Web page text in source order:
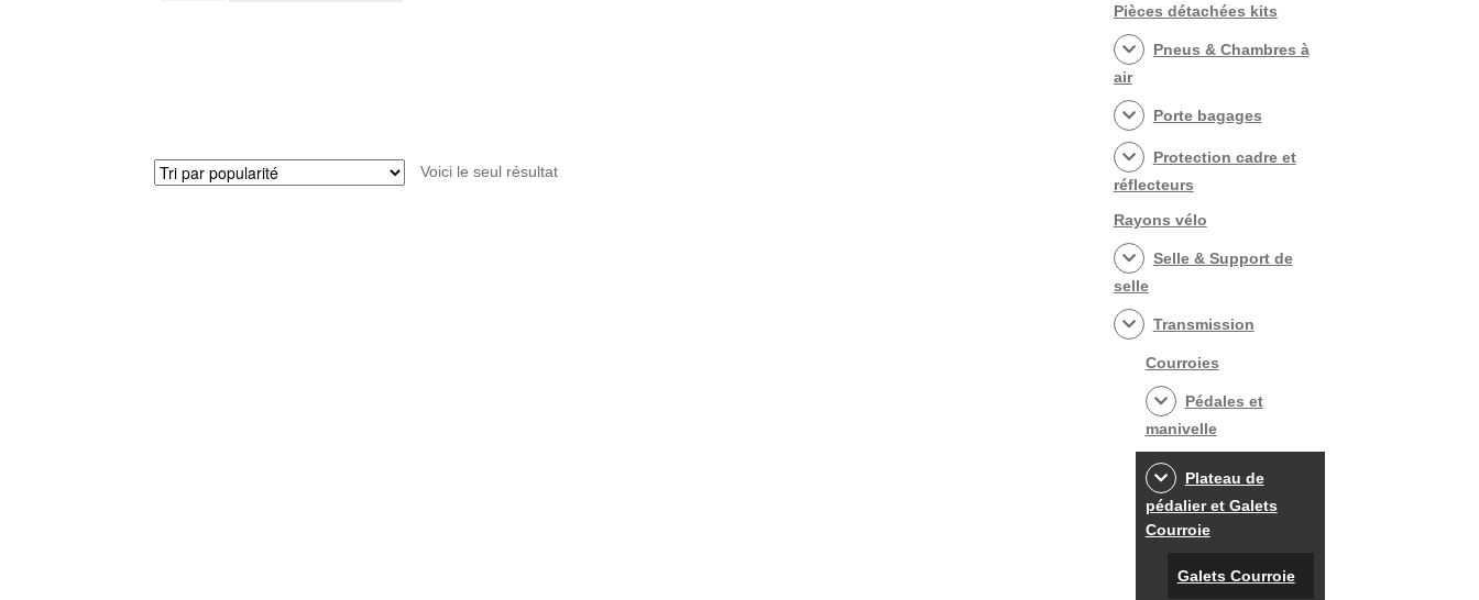
Voici le seul résultat
Pièces détachées kits
Pneus & Chambres à
air
Porte bagages
Protection cadre et
réflecteurs
Rayons vélo
Selle & Support de
selle
Transmission
Courroies
Pédales et
manivelle
Plateau de
pédalier et Galets
Courroie
Galets Courroie